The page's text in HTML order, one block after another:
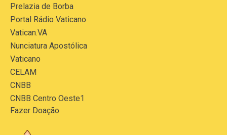
Prelazia de Borba
Portal Rádio Vaticano
Vatican.VA
Nunciatura Apostólica
Vaticano
CELAM
CNBB
CNBB Centro Oeste1
Fazer Doação